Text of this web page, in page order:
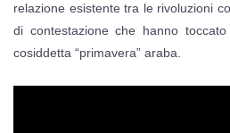
relazione esistente tra le rivoluzioni
di contestazione che hanno
cosiddetta “primavera” araba.